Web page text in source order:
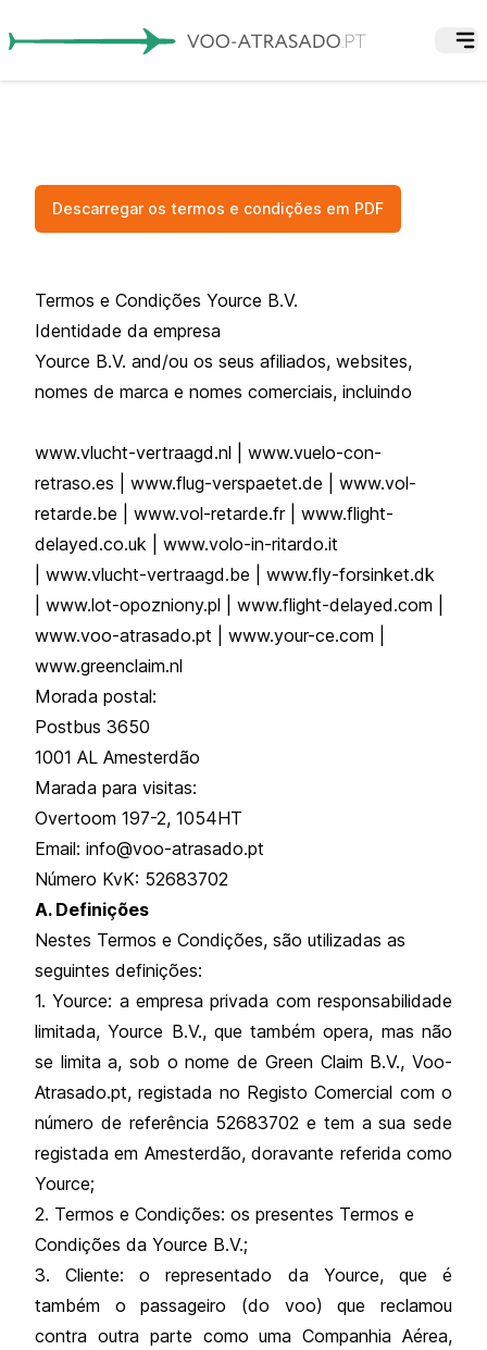
Descarregar os termos e condições em PDF
Termos e Condições Yource B.V.
Identidade da empresa
Yource B.V. and/ou os seus afiliados, websites,
nomes de marca e nomes comerciais, incluindo
www.vlucht-vertraagd.nl | www.vuelo-con-
retraso.es | www.flug-verspaetet.de | www.vol-
retarde.be | www.vol-retarde.fr | www.flight-
delayed.co.uk | www.volo-in-ritardo.it
| www.vlucht-vertraagd.be | www.fly-forsinket.dk
| www.lot-opozniony.pl | www.flight-delayed.com |
www.voo-atrasado.pt
| www.your-ce.com
www.greenclaim.nl
Morada postal:
Postbus 3650
1001 AL Amesterdão
Marada para visitas:
Overtoom 197-2, 1054HT
Email: info@voo-atrasado.pt
Número KvK: 52683702
A. Definições
Nestes Termos e Condições, são utilizadas as
seguintes definições:
1. Yource: a empresa privada com responsabilidade
limitada, Yource B.V., que também opera, mas não
se limita a, sob o nome de Green Claim B.V., Voo-
Atrasado.pt, registada no Registo Comercial com o
número de referência 52683702 e tem a sua sede
registada em Amesterdão, doravante referida como
Yource;
2. Termos e Condições: os presentes Termos e
Condições da Yource B.V.;
3. Cliente: o representado da Yource, que é
também o passageiro (do voo) que reclamou
contra outra parte como uma Companhia Aérea,